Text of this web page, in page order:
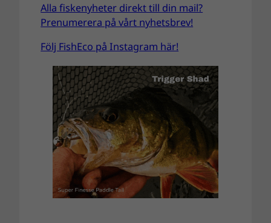
Alla fiskenyheter direkt till din mail?
Prenumerera på vårt nyhetsbrev!
Följ FishEco på Instagram här!